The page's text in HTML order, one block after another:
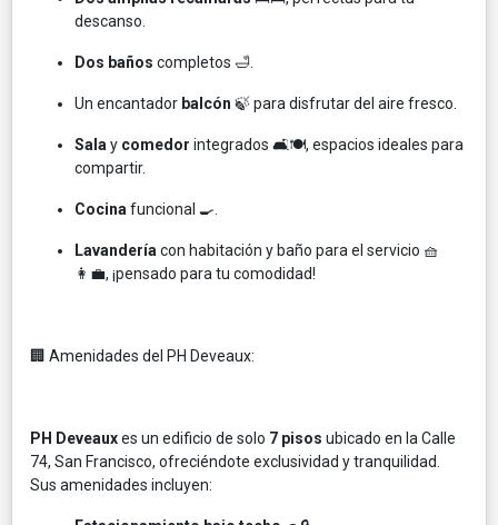
descanso.
Dos baños completos 🛁.
Un encantador balcón 🍃 para disfrutar del aire fresco.
Sala y comedor integrados 🛋️🍽️, espacios ideales para
compartir.
Cocina funcional 🍳.
Lavandería con habitación y baño para el servicio 🧺
👩‍💼, ¡pensado para tu comodidad!
🏢 Amenidades del PH Deveaux:
PH Deveauxes un edificio de solo 7 pisos ubicado en la Calle
74, San Francisco, ofreciéndote exclusividad y tranquilidad.
Sus amenidades incluyen: